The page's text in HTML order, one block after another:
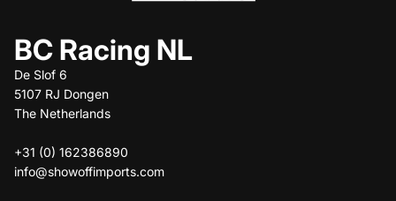
BC Racing NL
De Slof 6
5107 RJ Dongen
The Netherlands
+31 (0) 162386890
info@showoffimports.com